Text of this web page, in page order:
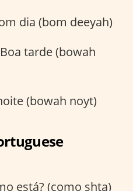
dia (bom deeyah)
Boa tarde (bowah
(bowah noyt)
está? (como shta)